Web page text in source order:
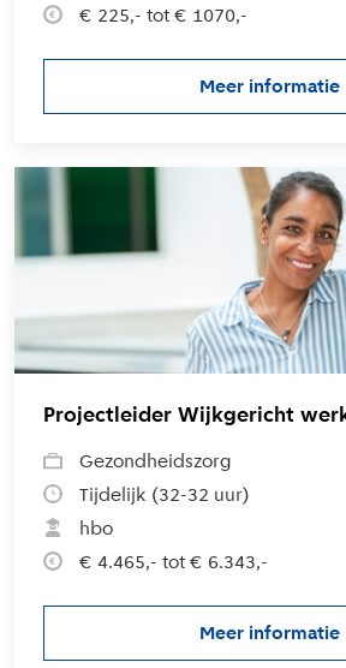
€ 225,- tot € 1070,-
Meer informatie
over de
Projectleider Wijkgericht
Gezondheidszorg
Tijdelijk (32-32 uur)
hbo
€ 4.465,- tot € 6.343,-
Meer informatie
over de